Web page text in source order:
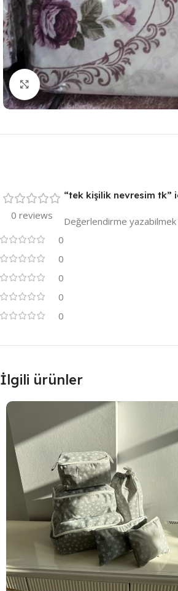
Resmi Büyüt
0 reviews
0
0
0
0
0
“tek kişilik nevresim tk”
Değerlendirme yazabilmek
İlgili ürünler